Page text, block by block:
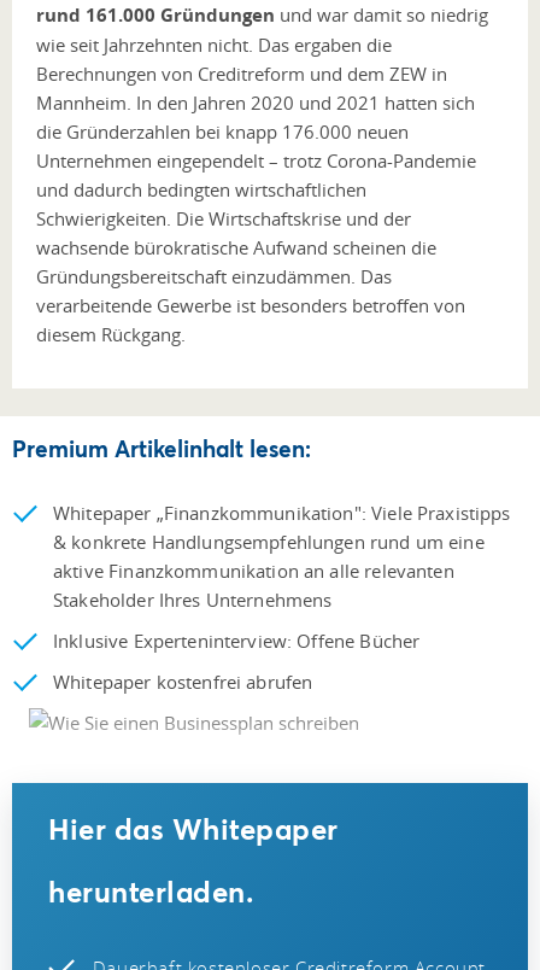
rund 161.000 Gründungen und war damit so niedrig
wie seit Jahrzehnten nicht. Das ergaben die
Berechnungen von Creditreform und dem ZEW in
Mannheim. In den Jahren 2020 und 2021 hatten sich
die Gründerzahlen bei knapp 176.000 neuen
Unternehmen eingependelt – trotz Corona-Pandemie
und dadurch bedingten wirtschaftlichen
Schwierigkeiten. Die Wirtschaftskrise und der
wachsende bürokratische Aufwand scheinen die
Gründungsbereitschaft einzudämmen. Das
verarbeitende Gewerbe ist besonders betroffen von
diesem Rückgang.
Premium Artikelinhalt lesen:
Whitepaper „Finanzkommunikation": Viele Praxistipps
& konkrete Handlungsempfehlungen rund um eine
aktive Finanzkommunikation an alle relevanten
Stakeholder Ihres Unternehmens
Inklusive Experteninterview: Offene Bücher
Whitepaper kostenfrei abrufen
Hier das Whitepaper
herunterladen.